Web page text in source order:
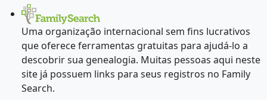
Uma organização internacional sem fins lucrativos
que oferece ferramentas gratuitas para ajudá-lo a
descobrir sua genealogia. Muitas pessoas aqui neste
site já possuem links para seus registros no Family
Search.